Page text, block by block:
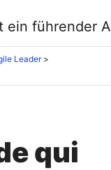
Leader
qui